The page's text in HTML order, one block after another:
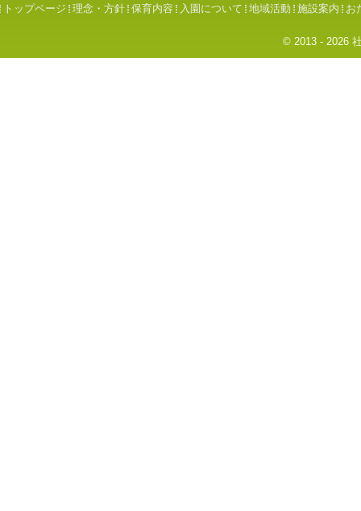
トップページ 理念・方針 保育内容 入園について 地域活動 施設案内 お
© 2013 - 2026